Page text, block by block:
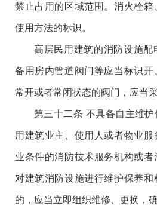
禁止占用的区域范围。消火栓
使用方法的标识。
高层民用建筑的消防设施配
备用房内管道阀门等应当标识
常开或者常闭状态的阀门，应当
第三十二条 不具备自主维
用建筑业主、使用人或者物业
业条件的消防技术服务机构或
对建筑消防设施进行维护保养
的，应当立即组织维修、更换，